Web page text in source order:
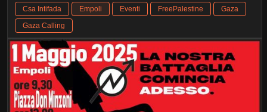
Csa Intifada Empoli Eventi FreePalestine
Gaza
Gaza Calling